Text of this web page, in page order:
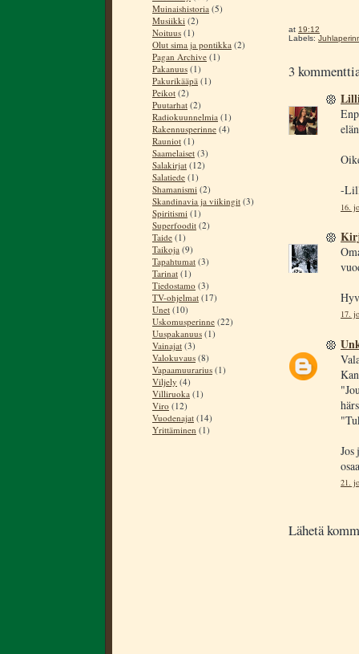
Muinaishistoria (5)
Musiikki (2)
Noituus (1)
Olut sima ja pontikka (2)
Pagan Archive (1)
Pakanuus (1)
Pakurikääpä (1)
Peikot (2)
Puutarhat (2)
Radiokuunnelmia (1)
Rakennusperinne (4)
Rauniot (1)
Saamelaiset (3)
Salakirjat (12)
Salatiede (1)
Shamanismi (2)
Skandinavia ja viikingit (3)
Spiritismi (1)
Superfoodit (2)
Taide (1)
Taikoja (9)
Tapahtumat (3)
Tarinat (1)
Tiedostamo (3)
TV-ohjelmat (17)
Unet (10)
Uskomusperinne (22)
Uuspakanuus (1)
Vainajat (3)
Valokuvaus (8)
Vapaamuurarius (1)
Viljely (4)
Villiruoka (1)
Viro (12)
Vuodenajat (14)
Yrittäminen (1)
at 19:12
Labels:
3
-
16.
17.
Jos
21.
Lähetä